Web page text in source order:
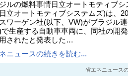
ルの燃料事情日立オートモティブシ
立オートモティブシステムズ)は、
ワーゲン社(以下、VW)がブラジル
で生産する自動車車両に、同社の開
されたと発表した…
ニュースの続きを読む...
省エネニュース